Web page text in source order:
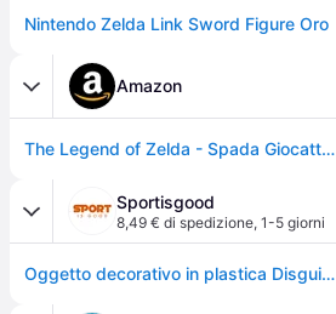
Nintendo Zelda Link Sword Figure Oro
Amazon
The Legend of Zelda - Spada Giocattolo per Travestimento da Bambino, Unisex, Spada, Taglia Unica - DISKX85721
Sportisgood
8,49 € di spedizione, 1-5 giorni
Oggetto decorativo in plastica Disguise Legend of Zelda Skyward Sword - Bleu